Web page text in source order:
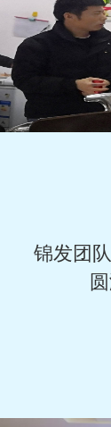
锦发团